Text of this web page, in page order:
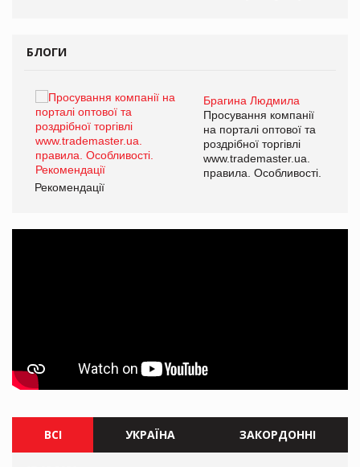
БЛОГИ
Брагина Людмила
Просування компанії
на порталі оптової та
роздрібної торгівлі
www.trademaster.ua.
правила. Особливості.
Рекомендації
ВСІ УКРАЇНА ЗАКОРДОННІ